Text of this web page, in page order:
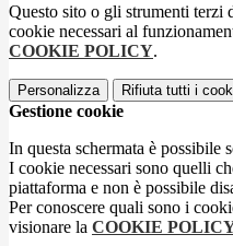
Questo sito o gli strumenti terzi
cookie necessari al
COOKIE POLICY.
Personalizza Rifiuta tutti i
Gestione cookie
In questa schermata è possibile
I cookie necessari sono quelli
piattaforma e non è possibile
Per conoscere quali sono i
visionare la COOKIE